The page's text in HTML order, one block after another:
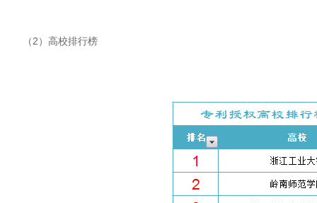
（2）高校排行榜